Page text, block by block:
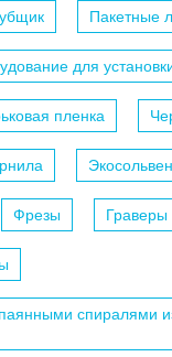
Пакетные
для
пленка
Фрезы Граверы
спиралями